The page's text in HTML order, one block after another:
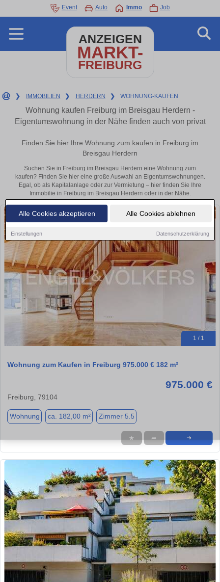
Alle Cookies akzeptieren Alle Cookies ablehnen
Einstellungen Datenschutzerklärung
Event Auto Immo Job
ANZEIGEN
MARKT-
FREIBURG
❯ IMMOBILIEN ❯ HERDERN ❯ WOHNUNG-KAUFEN
Wohnung kaufen Freiburg im Breisgau Herdern -
Eigentumswohnung in der Nähe finden auch von privat
Finden Sie hier Ihre Wohnung zum kaufen in Freiburg im
Breisgau Herdern
Suchen Sie in Freiburg im Breisgau Herdern eine Wohnung zum
kaufen? Finden Sie hier eine große Auswahl an Eigentumswohnungen.
Egal, ob als Kapitalanlage oder zur Vermietung – hier finden Sie Ihre
Immobilie in Freiburg im Breisgau Herdern oder in der Nähe.
1 / 1
Wohnung zum Kaufen in Freiburg 975.000 € 182 m²
975.000 €
Freiburg, 79104
Wohnung ca. 182,00 m² Zimmer 5.5
★ ➦ ➜